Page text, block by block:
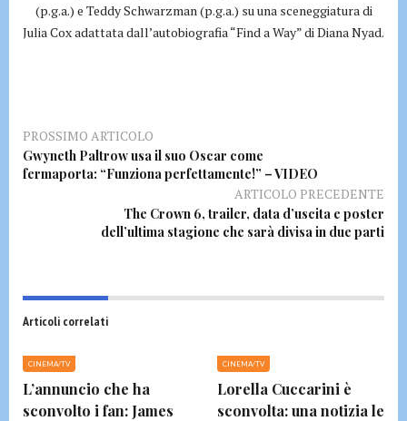
(p.g.a.) e Teddy Schwarzman (p.g.a.) su una sceneggiatura di
Julia Cox adattata dall’autobiografia “Find a Way” di Diana Nyad.
PROSSIMO ARTICOLO
Gwyneth Paltrow usa il suo Oscar come
fermaporta: “Funziona perfettamente!” – VIDEO
ARTICOLO PRECEDENTE
The Crown 6, trailer, data d’uscita e poster
dell’ultima stagione che sarà divisa in due parti
Articoli correlati
CINEMA/TV
L’annuncio che ha
sconvolto i fan: James
CINEMA/TV
Lorella Cuccarini è
sconvolta: una notizia le